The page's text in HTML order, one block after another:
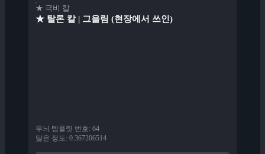
★ 극비 칼
★ 탈론 칼 | 그을림 (현장에서 쓰인)
무늬 템플릿 번호: 64
닳은 정도: 0.367206514